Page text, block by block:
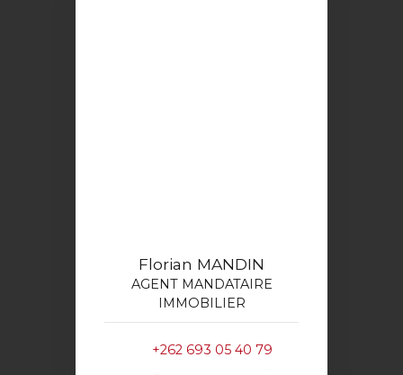
Florian MANDIN
AGENT MANDATAIRE
IMMOBILIER
+262 693 05 40 79